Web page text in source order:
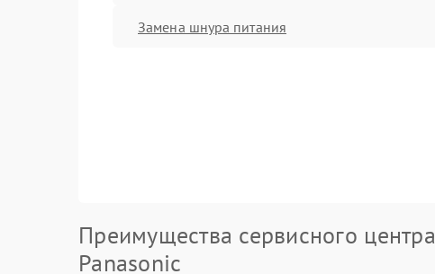
Замена шнура питания
Преимущества сервисного центра
Panasonic